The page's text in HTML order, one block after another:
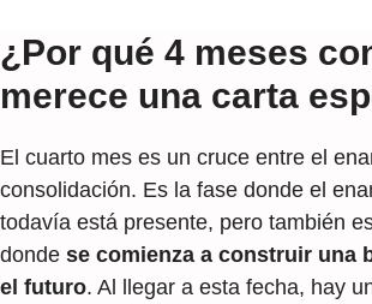
¿Por qué 4 meses
merece una carta
El cuarto mes es un cruce entre el
consolidación. Es la fase donde el
todavía está presente, pero también
donde se comienza a construir una
el futuro. Al llegar a esta fecha, hay